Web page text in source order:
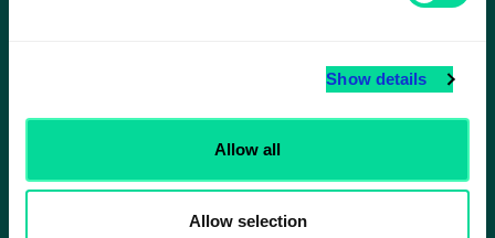
Show details
Allow all
Allow selection
erbjudanden?
Prenumerera